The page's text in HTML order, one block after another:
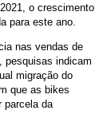
o crescimento
para este ano.
nas vendas de
pesquisas indicam
migração do
que as bikes
parcela da